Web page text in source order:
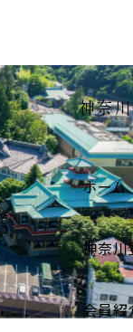
神奈
ホーム
神奈川
会員紹